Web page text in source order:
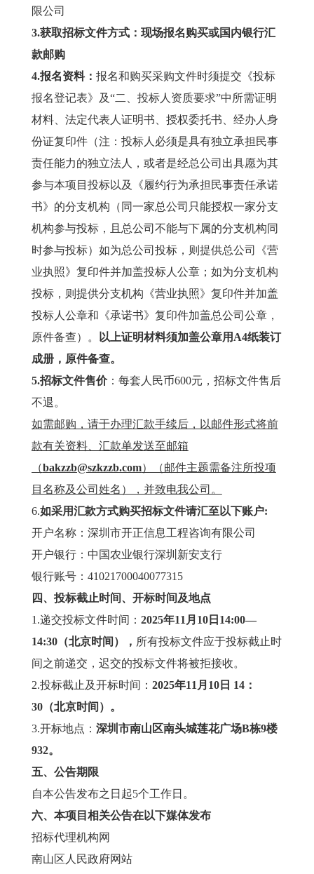
限公司
3.获取招标文件方式：现场报名购买或国内银行汇
款邮购
4.报名资料： 报名和购买采购文件时须提交《投标
报名登记表》及“二、投标人资质要求”中所需证明
材料、法定代表人证明书、授权委托书、经办人身
份证复印件（注：投标人必须是具有独立承担民事
责任能力的独立法人，或者是经总公司出具愿为其
参与本项目投标以及《履约行为承担民事责任承诺
书》的分支机构（同一家总公司只能授权一家分支
机构参与投标，且总公司不能与下属的分支机构同
时参与投标）如为总公司投标，则提供总公司《营
业执照》复印件并加盖投标人公章；如为分支机构
投标，则提供分支机构《营业执照》复印件并加盖
投标人公章和《承诺书》复印件加盖总公司公章，
原件备查）。
以上证明材料须加盖公章用A4纸装订
成册，原件备查。
5.招标文件售价：每套人民币600元，招标文件售后
不退。
如需邮购，请于办理汇款手续后，以邮件形式将前
款有关资料、汇款单发送至邮箱
（bakzzb@szkzzb.com）（邮件主题需备注所投项
目名称及公司姓名），并致电我公司。
6.如采用汇款方式购买招标文件请汇至以下账户:
开户名称：深圳市开正信息工程咨询有限公司
开户银行：中国农业银行深圳新安支行
银行账号：41021700040077315
四、投标截止时间、开标时间及地点
1.递交投标文件时间： 2025年11 月 10日 14:00—
14:30（北京时间） ， 所有投标文件应于投标截止时
间之前递交，迟交的投标文件将被拒接收。
2.投标截止及开标时间： 2025年11 月 10日 14：
30（北京时间） 。
3.开标地点： 深圳市南山区南头城莲花广场B栋9楼
932。
五、公告期限
自本公告发布之日起5个工作日。
六、本项目相关公告在以下媒体发布
招标代理机构网
南山区人民政府网站